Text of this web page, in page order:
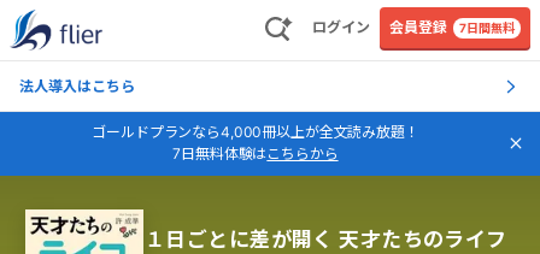
ログイン 会員登録 7日間無料
法人導入はこちら
ゴールドプランなら4,000冊以上が全文読み放題！
7日無料体験はこちらから
１日ごとに差が開く 天才たちのライフ